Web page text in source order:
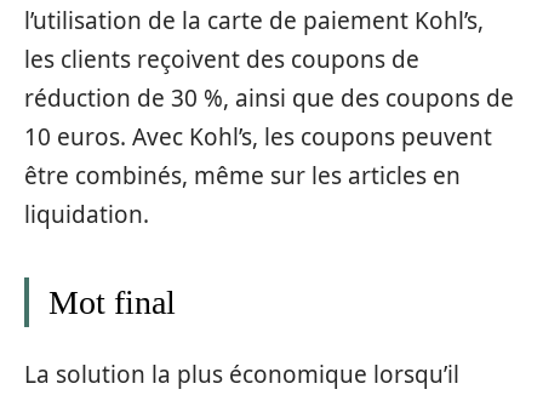
l’utilisation de la carte de paiement Kohl’s,
les clients reçoivent des coupons de
réduction de 30 %, ainsi que des coupons de
10 euros. Avec Kohl’s, les coupons peuvent
être combinés, même sur les articles en
liquidation.
Mot final
La solution la plus économique lorsqu’il